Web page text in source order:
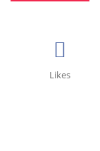
Likes